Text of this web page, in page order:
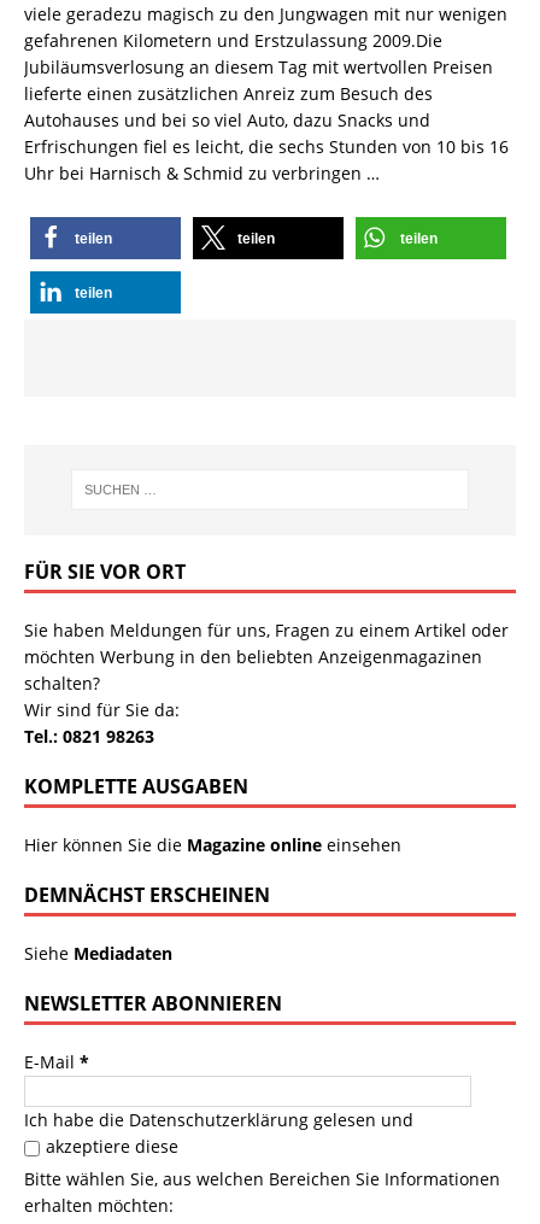
viele geradezu magisch zu den Jungwagen mit nur wenigen
gefahrenen Kilometern und Erstzulassung 2009.Die
Jubiläumsverlosung an diesem Tag mit wertvollen Preisen
lieferte einen zusätzlichen Anreiz zum Besuch des
Autohauses und bei so viel Auto, dazu Snacks und
Erfrischungen fiel es leicht, die sechs Stunden von 10 bis 16
Uhr bei Harnisch & Schmid zu verbringen …
teilen teilen teilen
teilen
FÜR SIE VOR ORT
Sie haben Meldungen für uns, Fragen zu einem Artikel oder
möchten Werbung in den beliebten Anzeigenmagazinen
schalten?
Wir sind für Sie da:
Tel.: 0821 98263
KOMPLETTE AUSGABEN
Hier können Sie die Magazine online einsehen
DEMNÄCHST ERSCHEINEN
Siehe Mediadaten
NEWSLETTER ABONNIEREN
E-Mail *
Ich habe die Datenschutzerklärung gelesen und
akzeptiere diese
Bitte wählen Sie, aus welchen Bereichen Sie Informationen
erhalten möchten: